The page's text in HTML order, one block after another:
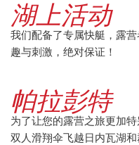
湖上活动
我们配备了专属快艇，露
趣与刺激，绝对保证！
帕拉彭特
为了让您的露营之旅更加
双人滑翔伞飞越日内瓦湖